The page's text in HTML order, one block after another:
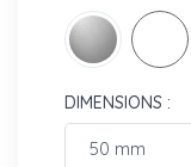
DIMENSIONS :